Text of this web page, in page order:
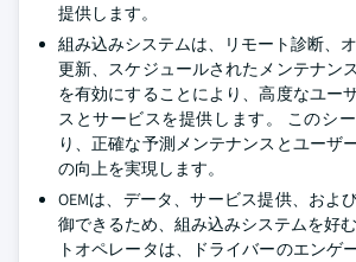
提供します。
組み込みシステムは、リモート診断、
更新、スケジュールされたメンテナン
を有効にすることにより、高度なユー
スとサービスを提供します。 このシ
り、正確な予測メンテナンスとユーザ
の向上を実現します。
OEMは、データ、サービス提供、およ
御できるため、組み込みシステムを好
トオペレータは、ドライバーのエンゲ